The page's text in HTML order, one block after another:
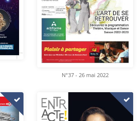
N°37 - 26 mai 2022